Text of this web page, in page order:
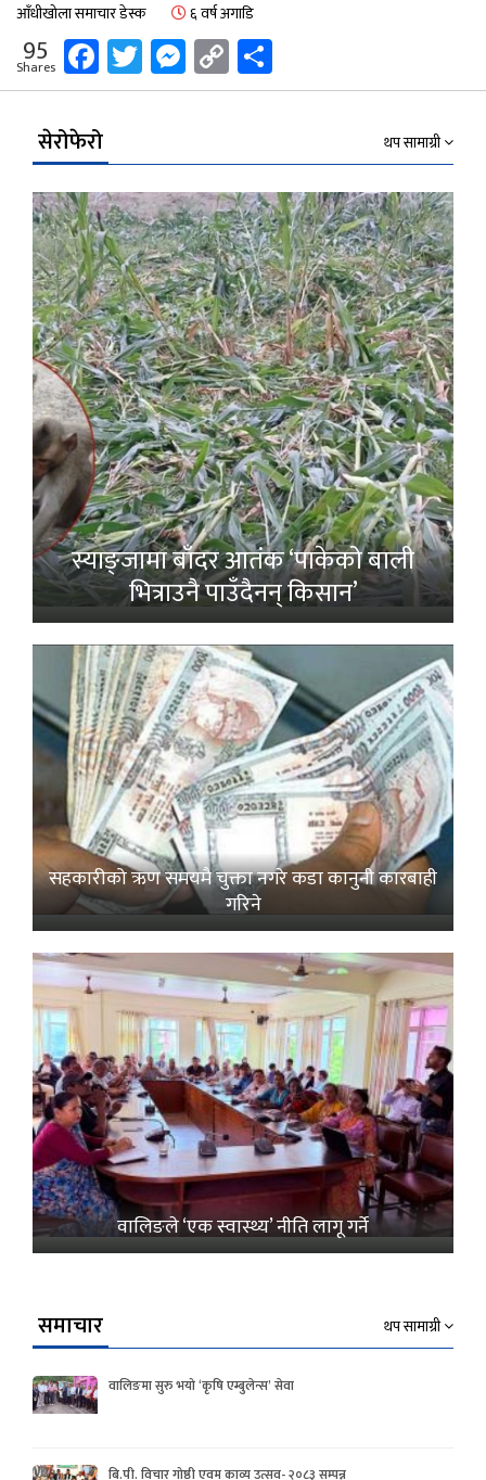
आँधीखोला समाचार डेस्क ६ वर्ष अगाडि
95
Shares Facebook
Twitter
Messenger
Copy
Link
सेरोफेरो थप सामाग्री
स्याङ्जामा बाँदर आतंक ‘पाकेको बाली
भित्राउनै पाउँदैनन् किसान’
सहकारीको ऋण समयमै चुक्ता नगरे कडा कानुनी कारबाही
गरिने
वालिङले ‘एक स्वास्थ्य’ नीति लागू गर्ने
समाचार थप सामाग्री
वालिङमा सुरु भयो ‘कृषि एम्बुलेन्स’ सेवा
बि.पी. विचार गोष्ठी एवम काव्य उत्सव- २०८३ सम्पन्न